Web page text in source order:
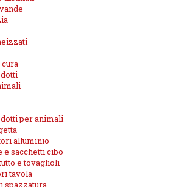
per animali
alluminio
e sacchetti cibo
e tovaglioli
tavola
spazzatura